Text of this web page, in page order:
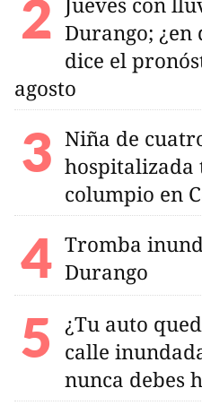
Durango; ¿en
dice el
agosto
Niña de
hospitalizada
columpio en
Tromba
Durango
¿Tu auto
calle
nunca debes